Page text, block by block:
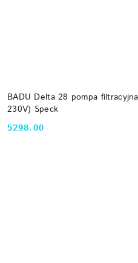
BADU Delta 28 pompa
230V) Speck
Cena:
5298.00